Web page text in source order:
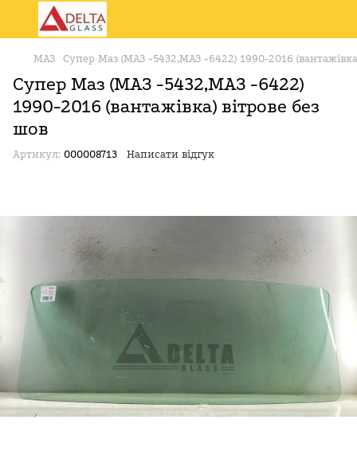
МАЗ Супер Маз (МАЗ -5432,МАЗ -6422) 1990-2016
Супер Маз (МАЗ -5432,МАЗ -6422)
1990-2016 (вантажівка) вітрове без
шов
Артикул: 000008713 Написати відгук